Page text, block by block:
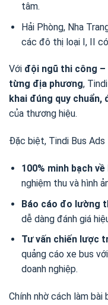
tâm.
Hải Phòng, Nha
các đô thị loại I, II
Với đội ngũ thi công –
từng địa phương,
khai đúng quy
của thương hiệu.
Đặc biệt, Tindi Bus Ads
100% minh bạch
nghiệm thu và hình
Báo cáo đo lường
dễ dàng đánh giá
Tư vấn chiến lược
quảng cáo xe bus
doanh nghiệp.
Chính nhờ cách làm bài